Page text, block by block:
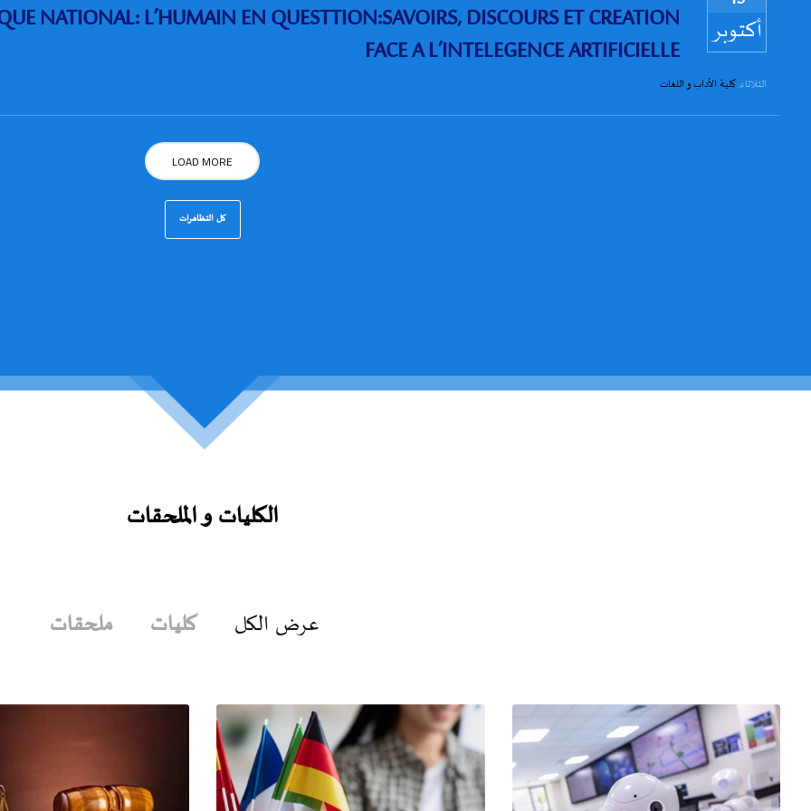
أكتوبر
NATIONAL: L’HUMAIN EN QUESTTION:SAVOIRS, DISCOURS ET CREATION
FACE A L’INTELEGENCE ARTIFICIELLE
الثلاثاء,كلية الأداب و اللغات
LOAD MORE
كل التظاهرات
الكليات والملحقات
عرض الكل كليات ملحقات